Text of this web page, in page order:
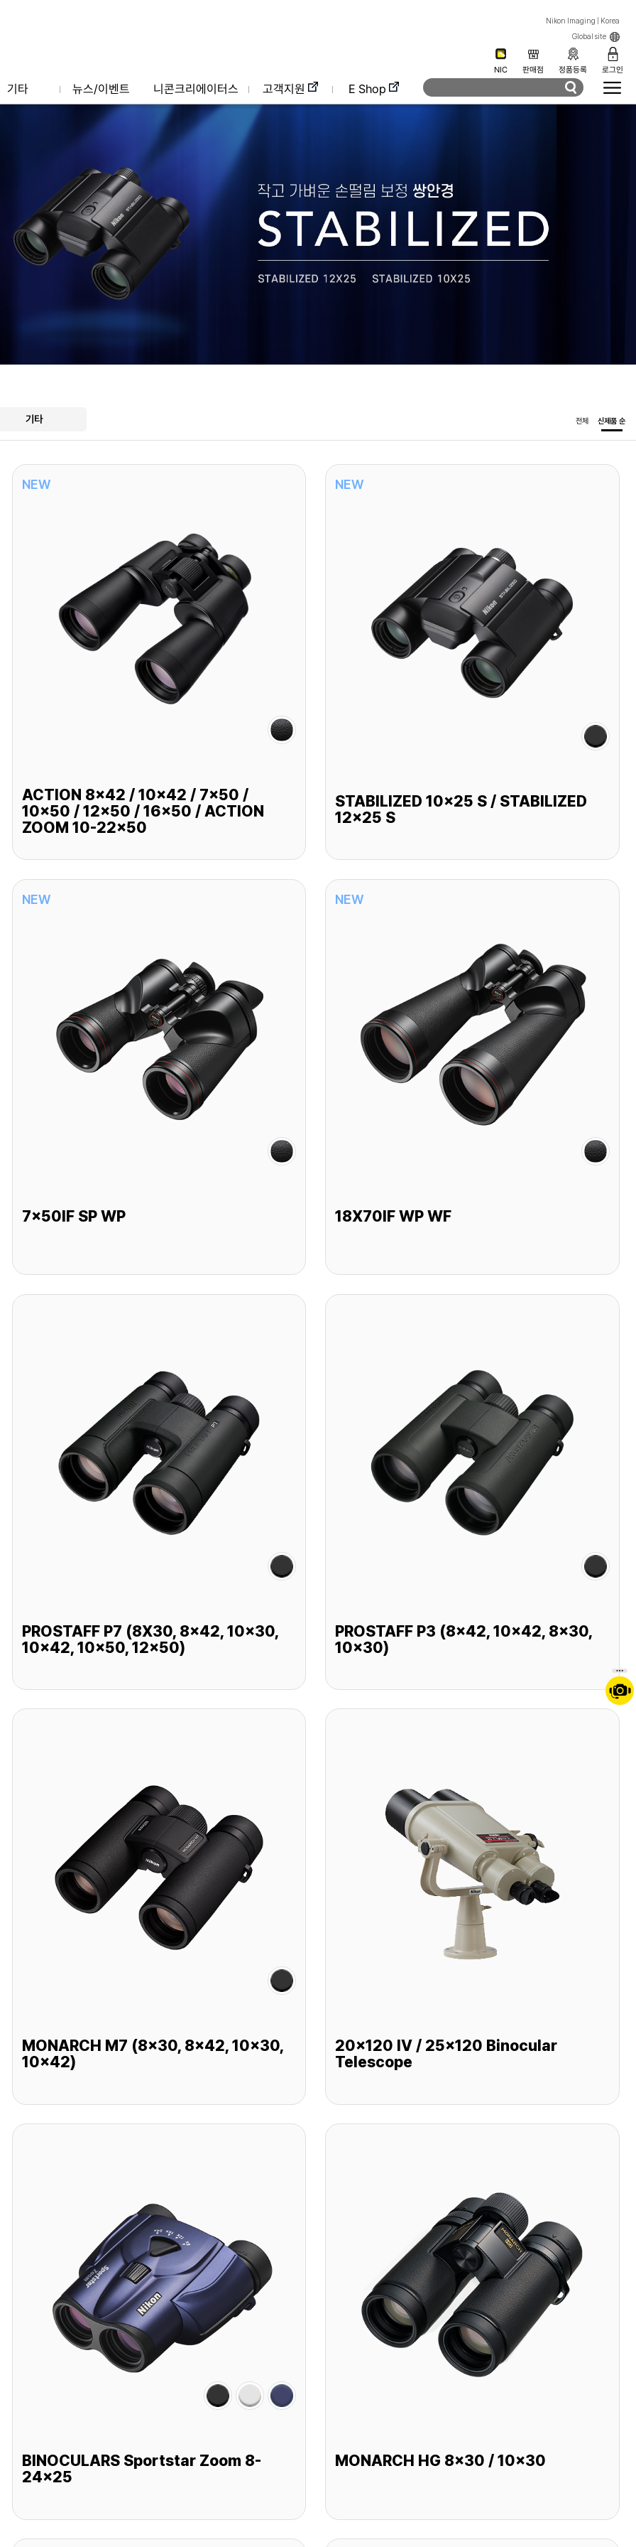
Nikon Imaging | Korea
Global site
NIC 판매점 정품등록 로그인
기타 뉴스/이벤트 니콘크리에이터스 고객지원 E Shop
기타 전체 신제품 순
NEW
ACTION 8x42 / 10x42 / 7x50 /
10x50 / 12x50 / 16x50 / ACTION
ZOOM 10-22x50
NEW
STABILIZED 10x25 S / STABILIZED
12x25 S
NEW
7x50IF SP WP
NEW
18X70IF WP WF
PROSTAFF P7 (8X30, 8x42, 10x30,
10x42, 10x50, 12x50)
PROSTAFF P3 (8x42, 10x42, 8x30,
10x30)
MONARCH M7 (8x30, 8x42, 10x30,
10x42)
20x120 IV / 25x120 Binocular
Telescope
BINOCULARS Sportstar Zoom 8-
24x25
MONARCH HG 8x30 / 10x30